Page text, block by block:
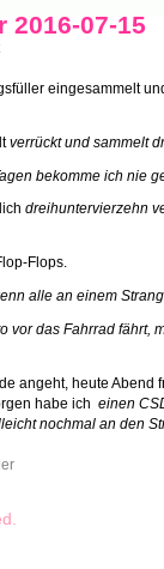
2016-07-15
für
07-
eingesammelt
verrückt und sammelt
bekomme ich nie
dreihuntervierzehn
Flops.
alle an einem
vor das Fahrrad fährt,
angeht, heute Abend
habe ich einen
nochmal an den